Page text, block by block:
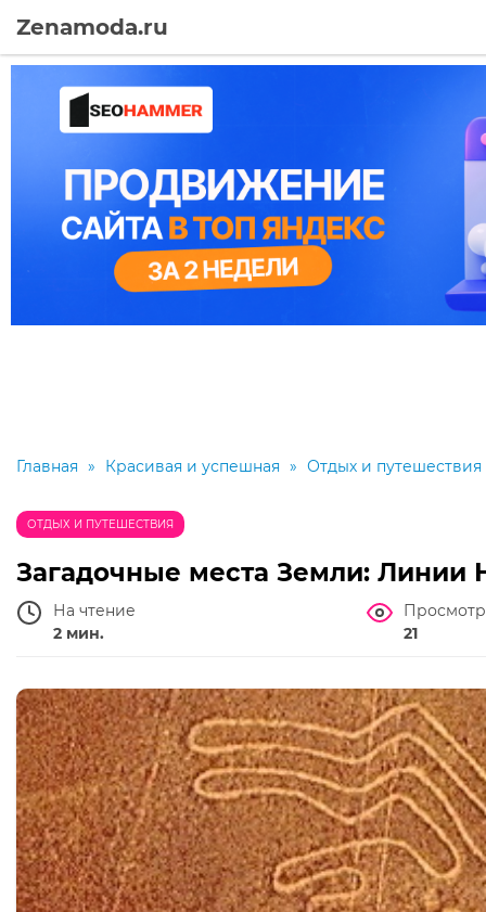
Zenamoda.ru
Главная » Красивая и успешная » Отдых и путешествия
ОТДЫХ И ПУТЕШЕСТВИЯ
Загадочные места Земли: Линии
На чтение
2 мин.
21